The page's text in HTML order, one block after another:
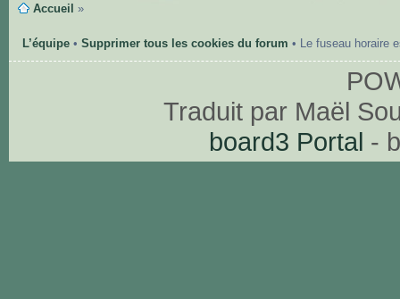
Accueil »
L’équipe• Supprimer tous les cookies du forum • Le fuseau horaire
Traduit par Maël
board3 Portal -